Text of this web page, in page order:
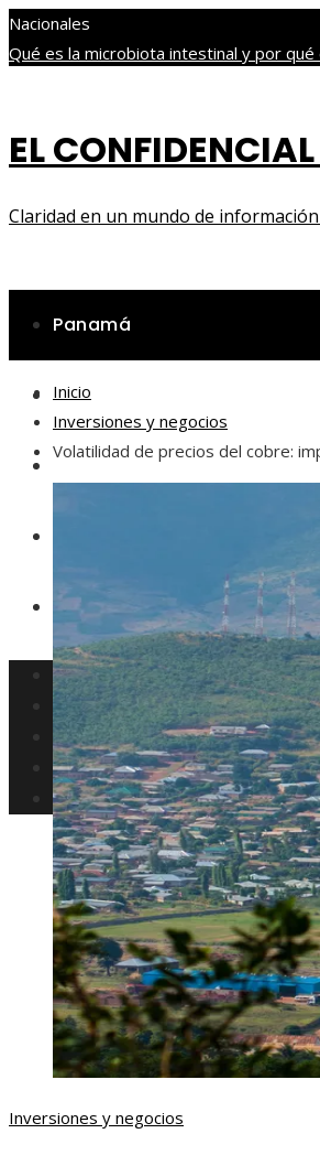
Nacionales
Qué es la microbiota intestinal y por
sábado, agosto 8
EL
Claridad en un mundo de
Panamá
Ciencia y tecnología
Cultura y ocio
Responsabilidad social
Panamá
Ciencia y tecnología
Cultura y ocio
Inversiones y negocios
Responsabilidad social
Inicio
Inversiones y negocios
Volatilidad de precios del cobre:
Inversiones y negocios